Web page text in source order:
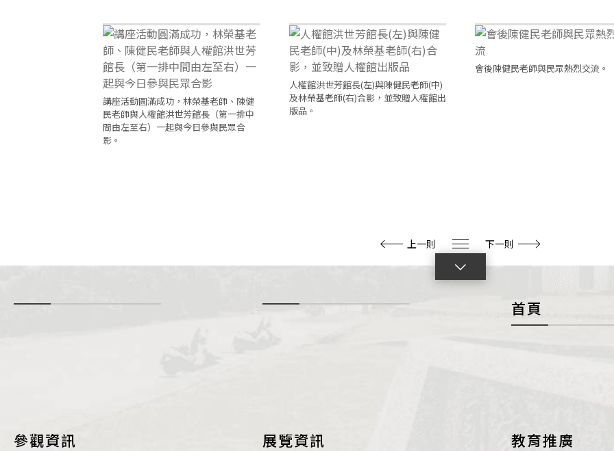
講座活動圓滿成功，林榮基老師、陳健
民老師與人權館洪世芳館長（第一排中
間由左至右）一起與今日參與民眾合
影。
人權館洪世芳館長(左)與陳健民老師(中)
及林榮基老師(右)合影，並致贈人權館出
版品。
會後陳健民老師與民眾熱烈交流。
上一則 下一則
點
首頁
參觀資訊 展覽資訊 教育推廣